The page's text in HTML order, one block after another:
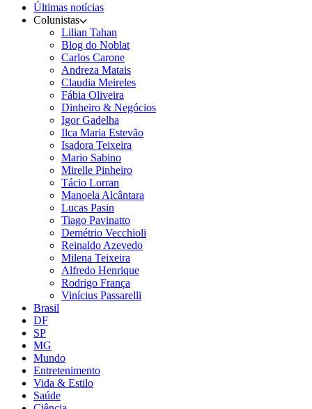
Últimas notícias
Colunistas
Lilian Tahan
Blog do Noblat
Carlos Carone
Andreza Matais
Claudia Meireles
Fábia Oliveira
Dinheiro & Negócios
Igor Gadelha
Ilca Maria Estevão
Isadora Teixeira
Mario Sabino
Mirelle Pinheiro
Tácio Lorran
Manoela Alcântara
Lucas Pasin
Tiago Pavinatto
Demétrio Vecchioli
Reinaldo Azevedo
Milena Teixeira
Alfredo Henrique
Rodrigo França
Vinícius Passarelli
Brasil
DF
SP
MG
Mundo
Entretenimento
Vida & Estilo
Saúde